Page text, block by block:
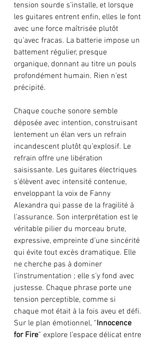
tension sourde s’installe, et lorsque
les guitares entrent enfin, elles le font
avec une force maîtrisée plutôt
qu’avec fracas. La batterie impose un
battement régulier, presque
organique, donnant au titre un pouls
profondément humain. Rien n’est
précipité.
Chaque couche sonore semble
déposée avec intention, construisant
lentement un élan vers un refrain
incandescent plutôt qu’explosif. Le
refrain offre une libération
saisissante. Les guitares électriques
s’élèvent avec intensité contenue,
enveloppant la voix de Fanny
Alexandra qui passe de la fragilité à
l’assurance. Son interprétation est le
véritable pilier du morceau brute,
expressive, empreinte d’une sincérité
qui évite tout excès dramatique. Elle
ne cherche pas à dominer
l’instrumentation ; elle s’y fond avec
justesse. Chaque phrase porte une
tension perceptible, comme si
chaque mot était à la fois aveu et défi.
Sur le plan émotionnel, “Innocence
for Fire” explore l’espace délicat entre